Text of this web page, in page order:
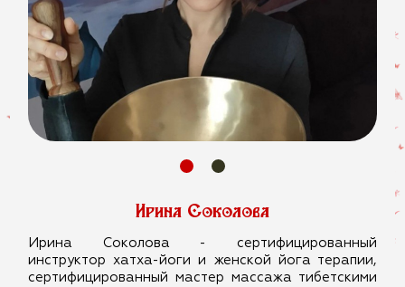
Ирина Соколова
Ирина Соколова - сертифицированный
инструктор хатха-йоги и женской йога терапии,
сертифицированный мастер массажа тибетскими